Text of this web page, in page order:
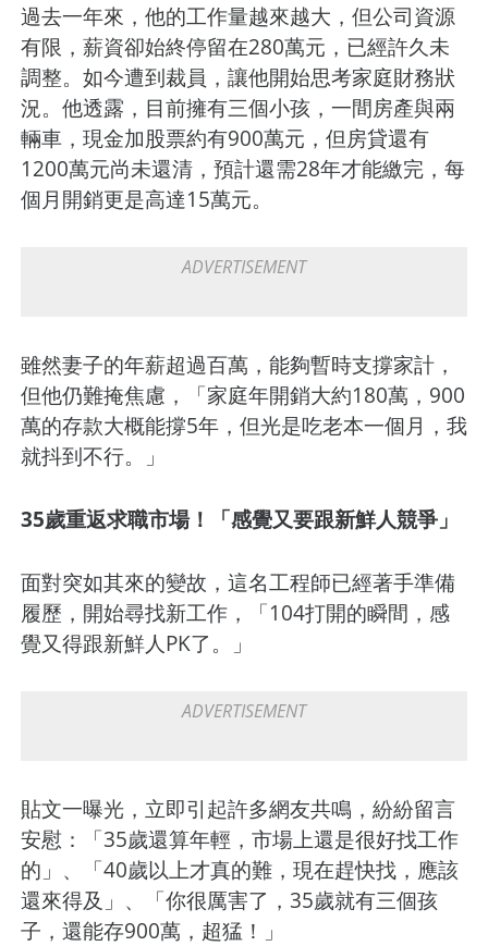
過去一年來，他的工作量越來越大，但公司資源
有限，薪資卻始終停留在280萬元，已經許久未
調整。如今遭到裁員，讓他開始思考家庭財務狀
況。他透露，目前擁有三個小孩，一間房產與兩
輛車，現金加股票約有900萬元，但房貸還有
1200萬元尚未還清，預計還需28年才能繳完，每
個月開銷更是高達15萬元。
雖然妻子的年薪超過百萬，能夠暫時支撐家計，
但他仍難掩焦慮，「家庭年開銷大約180萬，900
萬的存款大概能撐5年，但光是吃老本一個月，我
就抖到不行。」
35歲重返求職市場！「感覺又要跟新鮮人競爭」
面對突如其來的變故，這名工程師已經著手準備
履歷，開始尋找新工作，「104打開的瞬間，感
覺又得跟新鮮人PK了。」
貼文一曝光，立即引起許多網友共鳴，紛紛留言
安慰：「35歲還算年輕，市場上還是很好找工作
的」、「40歲以上才真的難，現在趕快找，應該
還來得及」、「你很厲害了，35歲就有三個孩
子，還能存900萬，超猛！」